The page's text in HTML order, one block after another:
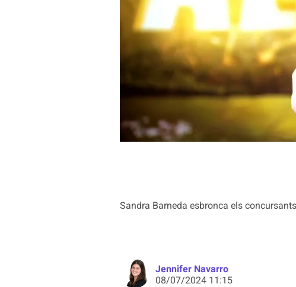
Sandra Barneda esbronca els
Jennifer Navarro
08/07/2024 11:15